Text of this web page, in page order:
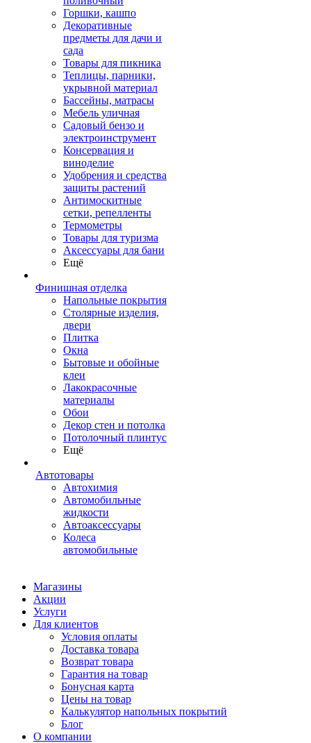
Горшки, кашпо
Декоративные
предметы для дачи и
сада
Товары для пикника
Теплицы, парники,
укрывной материал
Бассейны, матрасы
Мебель уличная
Садовый бензо и
электроинструмент
Консервация и
виноделие
Удобрения и средства
защиты растений
Антимоскитные
сетки, репелленты
Термометры
Товары для туризма
Аксессуары для бани
Ещё
Финишная отделка
Напольные покрытия
Столярные изделия,
двери
Плитка
Окна
Бытовые и обойные
клеи
Лакокрасочные
материалы
Обои
Декор стен и потолка
Потолочный плинтус
Ещё
Автотовары
Автохимия
Автомобильные
жидкости
Автоаксессуары
Колеса
автомобильные
Магазины
Акции
Услуги
Для клиентов
Условия оплаты
Доставка товара
Возврат товара
Гарантия на товар
Бонусная карта
Цены на товар
Калькулятор напольных покрытий
Блог
О компании